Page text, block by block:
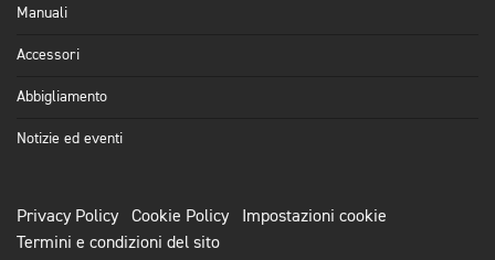
Manuali
Accessori
Abbigliamento
Notizie ed eventi
Privacy Policy Cookie Policy
Impostazioni cookie
Termini e condizioni del sito